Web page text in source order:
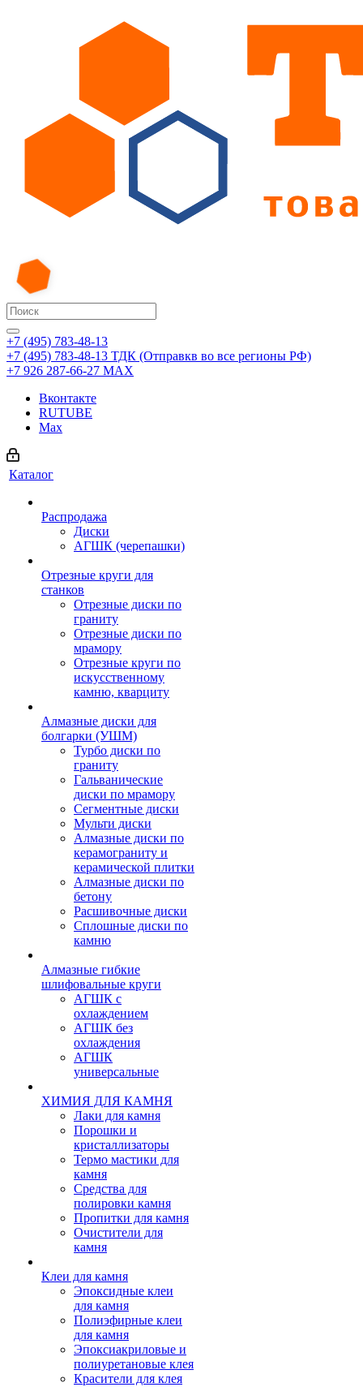
+7 (495) 783-48-13
+7 (495) 783-48-13 ТДК (Отправкв во все регионы РФ)
+7 926 287-66-27 МАХ
Вконтакте
RUTUBE
Max
Каталог
Распродажа
Диски
АГШК (черепашки)
Отрезные круги для
станков
Отрезные диски по
граниту
Отрезные диски по
мрамору
Отрезные круги по
искусственному
камню, кварциту
Алмазные диски для
болгарки (УШМ)
Турбо диски по
граниту
Гальванические
диски по мрамору
Сегментные диски
Мульти диски
Алмазные диски по
керамограниту и
керамической плитки
Алмазные диски по
бетону
Расшивочные диски
Сплошные диски по
камню
Алмазные гибкие
шлифовальные круги
АГШК с
охлаждением
АГШК без
охлаждения
АГШК
универсальные
ХИМИЯ ДЛЯ КАМНЯ
Лаки для камня
Порошки и
кристаллизаторы
Термо мастики для
камня
Средства для
полировки камня
Пропитки для камня
Очистители для
камня
Клеи для камня
Эпоксидные клеи
для камня
Полиэфирные клеи
для камня
Эпоксиакриловые и
полиуретановые клея
Красители для клея